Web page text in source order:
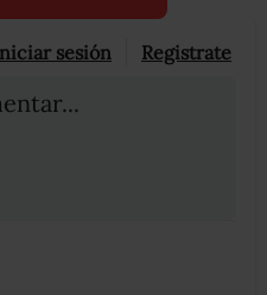
sesión Registrate